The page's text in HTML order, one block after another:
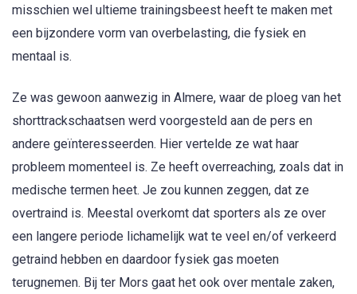
misschien wel ultieme trainingsbeest heeft te maken met
een bijzondere vorm van overbelasting, die fysiek en
mentaal is.
Ze was gewoon aanwezig in Almere, waar de ploeg van het
shorttrackschaatsen werd voorgesteld aan de pers en
andere geïnteresseerden. Hier vertelde ze wat haar
probleem momenteel is. Ze heeft overreaching, zoals dat in
medische termen heet. Je zou kunnen zeggen, dat ze
overtraind is. Meestal overkomt dat sporters als ze over
een langere periode lichamelijk wat te veel en/of verkeerd
getraind hebben en daardoor fysiek gas moeten
terugnemen. Bij ter Mors gaat het ook over mentale zaken,